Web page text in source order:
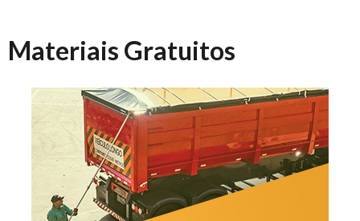
Materiais Gratuitos